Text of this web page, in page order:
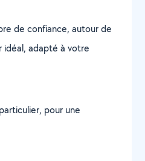
de confiance, autour de
idéal, adapté à votre
pour une